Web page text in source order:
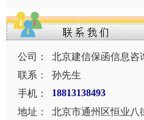
公司：
北京建信保函信息咨
联系：
孙先生
手机：
18813138493
地址：
北京市通州区恒业八